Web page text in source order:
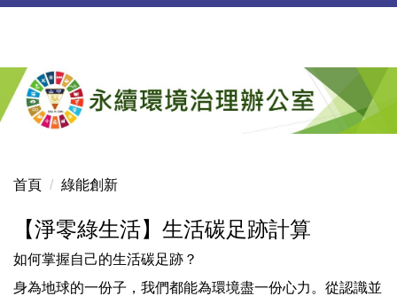
要
內
首頁 綠能創新
【淨零綠生活】生活碳足跡計算
如何掌握自己的生活碳足跡？
身為地球的一份子，我們都能為環境盡一份心力。從認識並